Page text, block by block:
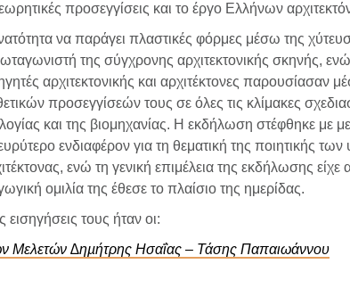
προσεγγίσεις και το έργο Ελλήνων
να παράγει πλαστικές φόρμες μέσω της
της σύγχρονης αρχιτεκτονικής σκηνής,
αρχιτεκτονικής και αρχιτέκτονες
προσεγγίσεών τους σε όλες τις κλίμακες
και της βιομηχανίας. Η εκδήλωση στέφθηκε με
ενδιαφέρον για τη θεματική της ποιητικής
ενώ τη γενική επιμέλεια της εκδήλωσης είχε
ομιλία της έθεσε το πλαίσιο της ημερίδας.
τους ήταν οι:
Μελετών ∆ηµήτρης Ησαΐας – Τάσης Παπαιωάννου